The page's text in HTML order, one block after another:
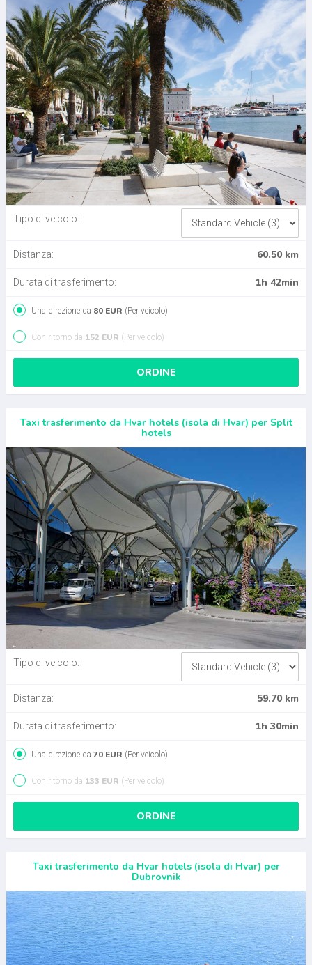
Tipo di veicolo:
Distanza: 60.50 km
Durata di trasferimento: 1h 42min
Una direzione da 80 EUR (Per veicolo)
Con ritorno da 152 EUR (Per veicolo)
ORDINE
Taxi trasferimento da Hvar hotels (isola di Hvar) per Split
hotels
Tipo di veicolo:
Distanza: 59.70 km
Durata di trasferimento: 1h 30min
Una direzione da 70 EUR (Per veicolo)
Con ritorno da 133 EUR (Per veicolo)
ORDINE
Taxi trasferimento da Hvar hotels (isola di Hvar) per
Dubrovnik